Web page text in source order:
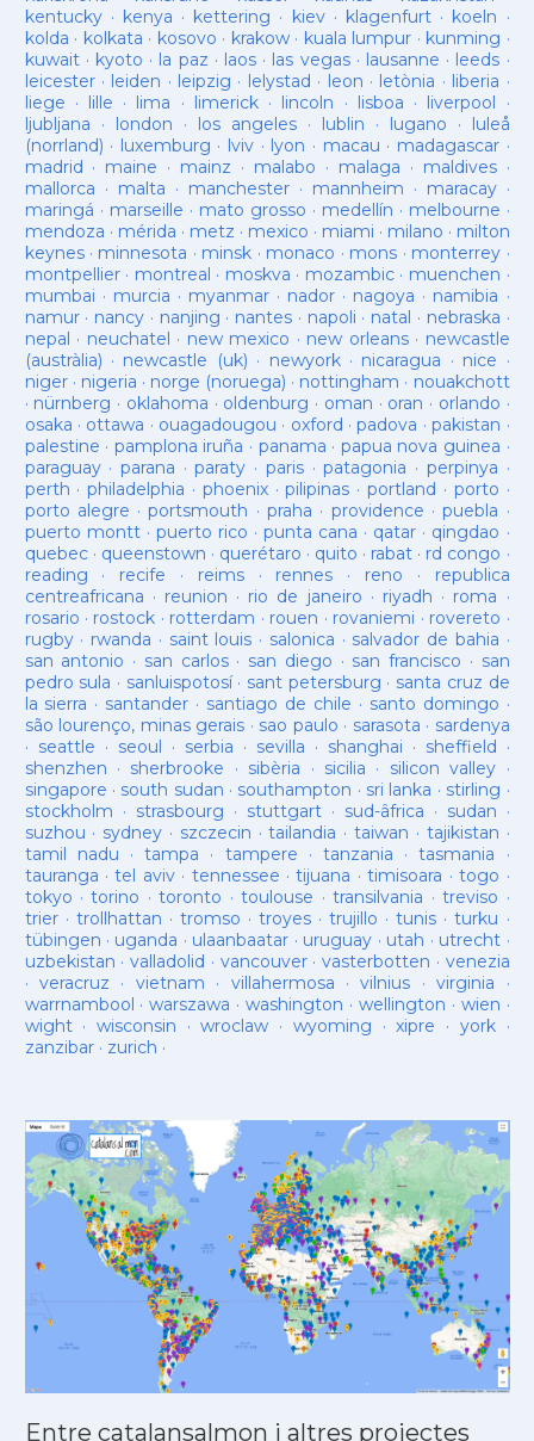
kentucky· kenya · kettering · kiev· klagenfurt · koeln ·
kolda · kolkata · kosovo · krakow· kuala lumpur · kunming ·
kuwait· kyoto · la paz · laos· las vegas· lausanne · leeds ·
leicester· leiden · leipzig · lelystad · leon · letònia · liberia ·
liege · lille · lima · limerick· lincoln · lisboa · liverpool ·
ljubljana · london · los angeles· lublin · lugano · luleå
(norrland) · luxemburg · lviv · lyon · macau · madagascar·
madrid · maine · mainz · malabo · malaga · maldives·
mallorca · malta · manchester· mannheim · maracay·
maringá · marseille · mato grosso · medellín · melbourne ·
mendoza · mérida · metz · mexico · miami · milano · milton
keynes· minnesota · minsk · monaco · mons · monterrey ·
montpellier· montreal · moskva · mozambic· muenchen ·
mumbai · murcia · myanmar· nador · nagoya · namibia ·
namur· nancy · nanjing · nantes · napoli · natal · nebraska ·
nepal · neuchatel · new mexico · new orleans· newcastle
(austràlia) · newcastle (uk) · newyork· nicaragua · nice ·
niger· nigeria · norge (noruega) · nottingham · nouakchott
· nürnberg · oklahoma · oldenburg · oman · oran · orlando ·
osaka · ottawa · ouagadougou · oxford ·padova ·pakistan ·
palestine · pamplona iruña · panama · papua nova guinea ·
paraguay· parana ·paraty · paris·patagonia · perpinya ·
perth ·philadelphia · phoenix·pilipinas ·portland · porto ·
porto alegre ·portsmouth ·praha · providence ·puebla ·
puerto montt· puerto rico ·punta cana · qatar · qingdao ·
quebec· queenstown · querétaro · quito · rabat · rd congo ·
reading · recife · reims· rennes · reno · republica
centreafricana · reunion · rio de janeiro · riyadh · roma ·
rosario · rostock · rotterdam · rouen · rovaniemi · rovereto ·
rugby· rwanda · saint louis · salonica · salvador de bahia ·
san antonio · san carlos· san diego · san francisco · san
pedro sula · sanluispotosí· sant petersburg · santa cruz de
la sierra · santander · santiago de chile · santo domingo ·
são lourenço, minas gerais · sao paulo · sarasota · sardenya
· seattle · seoul · serbia · sevilla · shanghai · sheffield ·
shenzhen · sherbrooke · sibèria · sicilia · silicon valley ·
singapore · south sudan · southampton · sri lanka · stirling ·
stockholm · strasbourg · stuttgart· sud-âfrica · sudan ·
suzhou · sydney · szczecin ·tailandia ·taiwan · tajikistan ·
tamil nadu ·tampa · tampere · tanzania ·tasmania ·
tauranga ·tel aviv· tennessee ·tijuana ·timisoara ·togo ·
tokyo ·torino ·toronto ·toulouse ·transilvania ·treviso ·
trier· trollhattan · tromso · troyes·trujillo ·tunis ·turku ·
tübingen · uganda · ulaanbaatar · uruguay · utah · utrecht ·
uzbekistan · valladolid · vancouver· vasterbotten · venezia
· veracruz · vietnam · villahermosa ·vilnius ·virginia ·
warrnambool ·warszawa ·washington · wellington · wien ·
wight· wisconsin ·wroclaw · wyoming ·xipre · york·
zanzibar· zurich ·
Entre catalansalmon i altres projectes